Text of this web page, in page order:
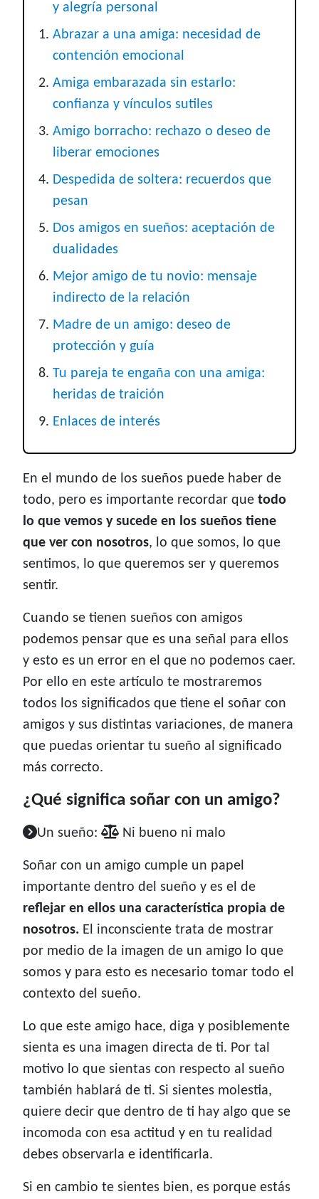
y alegría personal
Abrazar a una amiga: necesidad de
contención emocional
Amiga embarazada sin estarlo:
confianza y vínculos sutiles
Amigo borracho: rechazo o deseo de
liberar emociones
Despedida de soltera: recuerdos que
pesan
Dos amigos en sueños: aceptación de
dualidades
Mejor amigo de tu novio: mensaje
indirecto de la relación
Madre de un amigo: deseo de
protección y guía
Tu pareja te engaña con una amiga:
heridas de traición
Enlaces de interés
En el mundo de los sueños puede haber de
todo, pero es importante recordar que todo
lo que vemos y sucede en los sueños tiene
que ver con nosotros, lo que somos, lo que
sentimos, lo que queremos ser y queremos
sentir.
Cuando se tienen sueños con amigos
podemos pensar que es una señal para ellos
y esto es un error en el que no podemos caer.
Por ello en este artículo te mostraremos
todos los significados que tiene el soñar con
amigos y sus distintas variaciones, de manera
que puedas orientar tu sueño al significado
más correcto.
¿Qué significa soñar con un amigo?
Un sueño: Ni bueno ni malo
Soñar con un amigo cumple un papel
importante dentro del sueño y es el de
reflejar en ellos una característica propia de
nosotros. El inconsciente trata de mostrar
por medio de la imagen de un amigo lo que
somos y para esto es necesario tomar todo el
contexto del sueño.
Lo que este amigo hace, diga y posiblemente
sienta es una imagen directa de ti. Por tal
motivo lo que sientas con respecto al sueño
también hablará de ti. Si sientes molestia,
quiere decir que dentro de ti hay algo que se
incomoda con esa actitud y en tu realidad
debes observarla e identificarla.
Si en cambio te sientes bien, es porque estás